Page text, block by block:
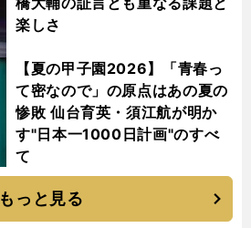
楽しさ
【夏の甲子園2026】「青春っ
て密なので」の原点はあの夏の
惨敗 仙台育英・須江航が明か
す"日本一1000日計画"のすべ
て
もっと見る